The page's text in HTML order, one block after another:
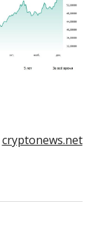
cryptonews.net